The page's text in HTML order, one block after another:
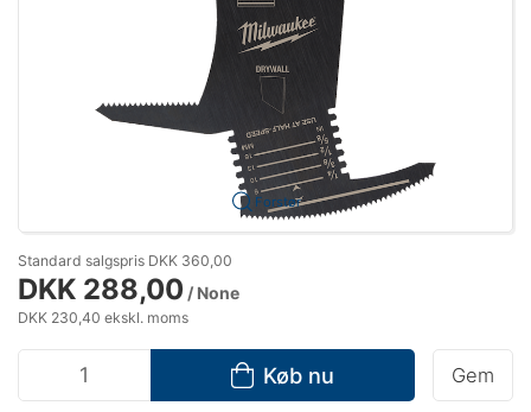
Forstør
Standard salgspris DKK 360,00
DKK 288,00 / None
DKK 230,40 ekskl. moms
Køb nu Gem